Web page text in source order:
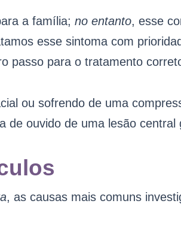
a família; no entanto, esse
esse sintoma com
passo para o tratamento
ou sofrendo de uma
de ouvido de uma lesão central
, as causas mais comuns